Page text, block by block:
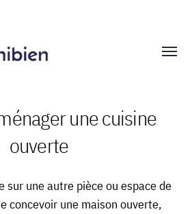
une cuisine
ouverte
sur une autre pièce ou espace de
concevoir une maison ouverte,